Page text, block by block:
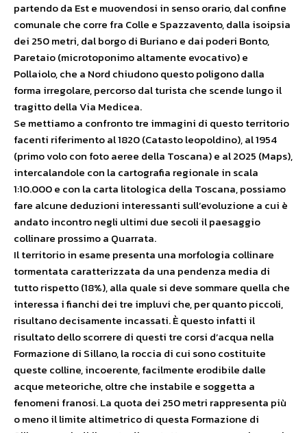
partendo da Est e muovendosi in senso orario, dal confine
comunale che corre fra Colle e Spazzavento, dalla isoipsia
dei 250 metri, dal borgo di Buriano e dai poderi Bonto,
Paretaio (microtoponimo altamente evocativo) e
Pollaiolo, che a Nord chiudono questo poligono dalla
forma irregolare, percorso dal turista che scende lungo il
tragitto della Via Medicea.
Se mettiamo a confronto tre immagini di questo territorio
facenti riferimento al 1820 (Catasto leopoldino), al 1954
(primo volo con foto aeree della Toscana) e al 2025 (Maps),
intercalandole con la cartografia regionale in scala
1:10.000 e con la carta litologica della Toscana, possiamo
fare alcune deduzioni interessanti sull’evoluzione a cui è
andato incontro negli ultimi due secoli il paesaggio
collinare prossimo a Quarrata.
Il territorio in esame presenta una morfologia collinare
tormentata caratterizzata da una pendenza media di
tutto rispetto (18%), alla quale si deve sommare quella che
interessa i fianchi dei tre impluvi che, per quanto piccoli,
risultano decisamente incassati. È questo infatti il
risultato dello scorrere di questi tre corsi d’acqua nella
Formazione di Sillano, la roccia di cui sono costituite
queste colline, incoerente, facilmente erodibile dalle
acque meteoriche, oltre che instabile e soggetta a
fenomeni franosi. La quota dei 250 metri rappresenta più
o meno il limite altimetrico di questa Formazione di